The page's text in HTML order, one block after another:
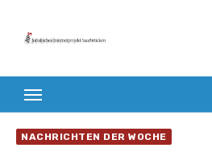
Inhalt
NACHRICHTEN DER WOCHE